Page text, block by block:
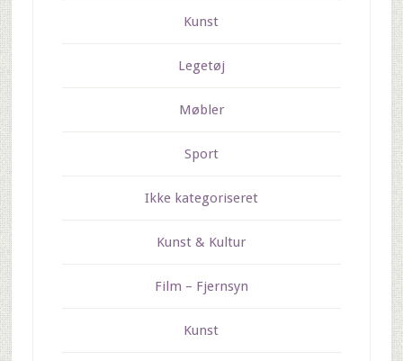
Kunst
Legetøj
Møbler
Sport
Ikke kategoriseret
Kunst & Kultur
Film – Fjernsyn
Kunst